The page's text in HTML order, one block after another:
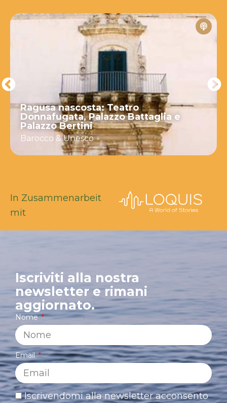
Ragusa nascosta: Teatro
Donnafugata, Palazzo Battaglia e
Palazzo Bertini
Barocco & Unesco
In Zusammenarbeit
mit
Iscriviti alla nostra
newsletter e rimani
aggiornato.
Nome
Email
Iscrivendomi alla newsletter acconsento